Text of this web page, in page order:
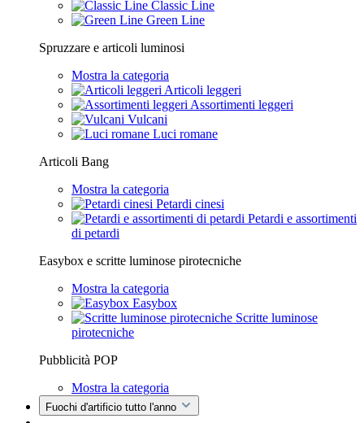
Classic Line
Green Line
Spruzzare e articoli luminosi
Mostra la categoria
Articoli leggeri
Assortimenti leggeri
Vulcani
Luci romane
Articoli Bang
Mostra la categoria
Petardi cinesi
Petardi e assortimenti
di petardi
Easybox e scritte luminose pirotecniche
Mostra la categoria
Easybox
Scritte luminose
pirotecniche
Pubblicità POP
Mostra la categoria
Fuochi d'artificio tutto l'anno